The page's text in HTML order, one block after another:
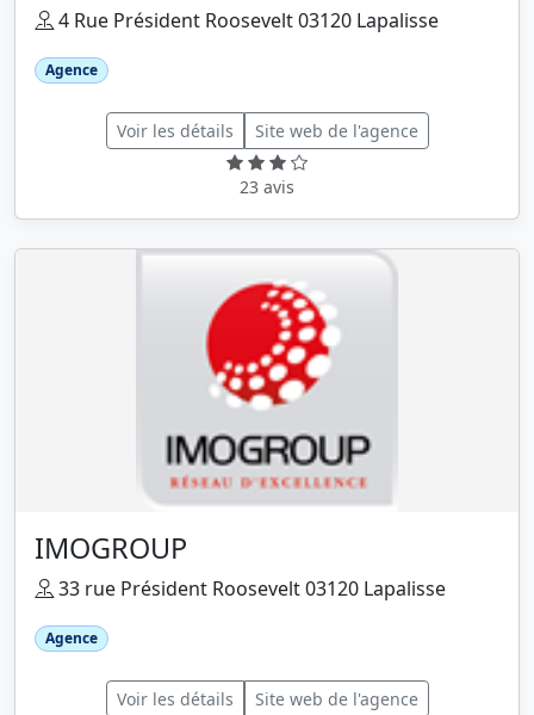
4 Rue Président Roosevelt 03120 Lapalisse
Agence
Voir les détails Site web de l'agence
23 avis
IMOGROUP
33 rue Président Roosevelt 03120 Lapalisse
Agence
Voir les détails Site web de l'agence